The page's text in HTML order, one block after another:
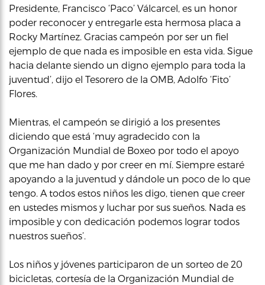
Presidente, Francisco ‘Paco’ Válcarcel, es un honor
poder reconocer y entregarle esta hermosa placa a
Rocky Martínez. Gracias campeón por ser un fiel
ejemplo de que nada es imposible en esta vida. Sigue
hacia delante siendo un digno ejemplo para toda la
juventud’, dijo el Tesorero de la OMB, Adolfo ‘Fito’
Flores.
Mientras, el campeón se dirigió a los presentes
diciendo que está ‘muy agradecido con la
Organización Mundial de Boxeo por todo el apoyo
que me han dado y por creer en mí. Siempre estaré
apoyando a la juventud y dándole un poco de lo que
tengo. A todos estos niños les digo, tienen que creer
en ustedes mismos y luchar por sus sueños. Nada es
imposible y con dedicación podemos lograr todos
nuestros sueños’.
Los niños y jóvenes participaron de un sorteo de 20
bicicletas, cortesía de la Organización Mundial de